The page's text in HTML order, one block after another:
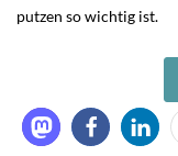
putzen so wichtig ist.